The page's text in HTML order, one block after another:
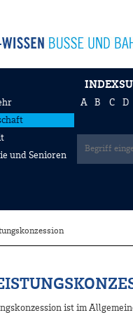
und Senioren
A B C D
ist im